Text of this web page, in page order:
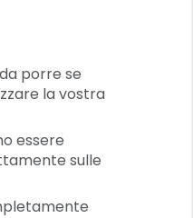
porre se
la vostra
essere
sulle